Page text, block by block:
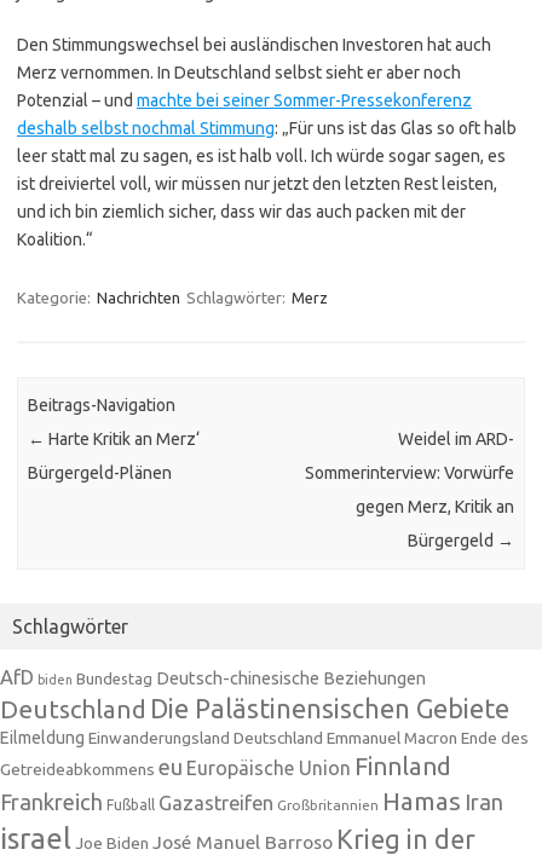
Den Stimmungswechsel bei ausländischen Investoren hat auch
Merz vernommen. In Deutschland selbst sieht er aber noch
Potenzial – und machte bei seiner Sommer-Pressekonferenz
deshalb selbst nochmal Stimmung: „Für uns ist das Glas so oft halb
leer statt mal zu sagen, es ist halb voll. Ich würde sogar sagen, es
ist dreiviertel voll, wir müssen nur jetzt den letzten Rest leisten,
und ich bin ziemlich sicher, dass wir das auch packen mit der
Koalition.“
Kategorie: Nachrichten Schlagwörter: Merz
Beitrags-Navigation
← Harte Kritik an Merz‘
Bürgergeld-Plänen
Weidel im ARD-
Sommerinterview: Vorwürfe
gegen Merz, Kritik an
Bürgergeld →
Schlagwörter
AfD biden Bundestag Deutsch-chinesische Beziehungen
Deutschland Die Palästinensischen Gebiete
Eilmeldung Einwanderungsland Deutschland Emmanuel Macron Ende des
Getreideabkommens eu Europäische Union Finnland
Frankreich Fußball Gazastreifen Großbritannien Hamas Iran
israel Joe Biden José Manuel Barroso Krieg in der